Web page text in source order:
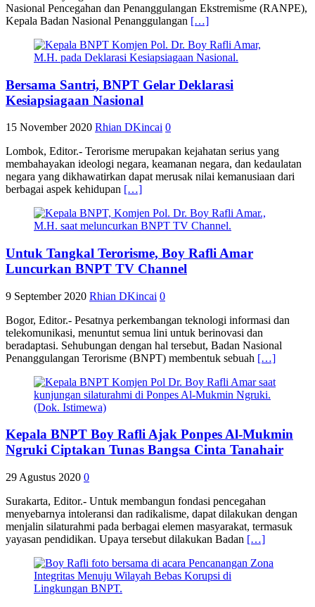
Nasional Pencegahan dan Penanggulangan Ekstremisme (RANPE),
Kepala Badan Nasional Penanggulangan […]
Bersama Santri, BNPT Gelar Deklarasi
Kesiapsiagaan Nasional
15 November 2020 Rhian DKincai 0
Lombok, Editor.- Terorisme merupakan kejahatan serius yang
membahayakan ideologi negara, keamanan negara, dan kedaulatan
negara yang dikhawatirkan dapat merusak nilai kemanusiaan dari
berbagai aspek kehidupan […]
Untuk Tangkal Terorisme, Boy Rafli Amar
Luncurkan BNPT TV Channel
9 September 2020 Rhian DKincai 0
Bogor, Editor.- Pesatnya perkembangan teknologi informasi dan
telekomunikasi, menuntut semua lini untuk berinovasi dan
beradaptasi. Sehubungan dengan hal tersebut, Badan Nasional
Penanggulangan Terorisme (BNPT) membentuk sebuah […]
Kepala BNPT Boy Rafli Ajak Ponpes Al-Mukmin
Ngruki Ciptakan Tunas Bangsa Cinta Tanahair
29 Agustus 2020 0
Surakarta, Editor.- Untuk membangun fondasi pencegahan
menyebarnya intoleransi dan radikalisme, dapat dilakukan dengan
menjalin silaturahmi pada berbagai elemen masyarakat, termasuk
yayasan pendidikan. Upaya tersebut dilakukan Badan […]